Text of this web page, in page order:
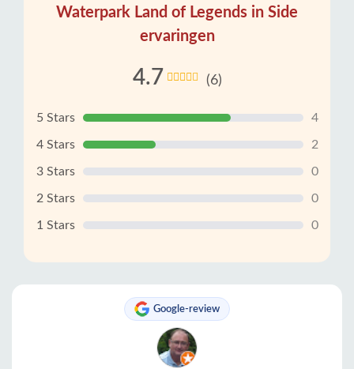
Waterpark Land of Legends in Side
ervaringen
4.7 (6)
5 Stars 4
4 Stars 2
3 Stars 0
2 Stars 0
1 Stars 0
Google-review